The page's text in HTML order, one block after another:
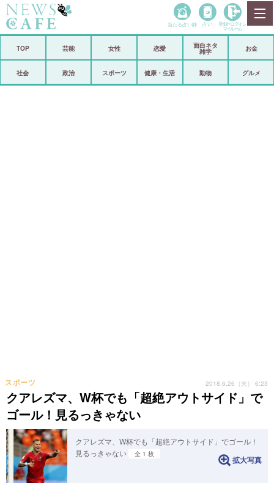
政治
当たる占い師 占い 登録• ログイン
マイルーム
TOP 芸能 女性 恋愛
面白ネタ
雑学
お金
社会 政治 スポーツ 健康・生活 動物 グルメ
クアレズマ、W杯でも「超絶アウトサイド」で
ゴール！見るっきゃない
スポーツ 2018.6.26（火） 6:23
クアレズマ、W杯でも「超絶アウトサイド」でゴール！
見るっきゃない
全 1 枚
拡大写真